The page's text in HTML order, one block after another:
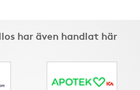
har även handlat här